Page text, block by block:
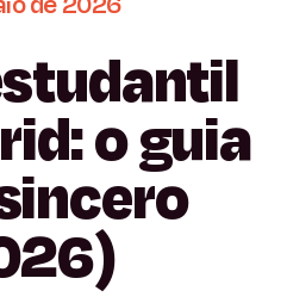
oguia